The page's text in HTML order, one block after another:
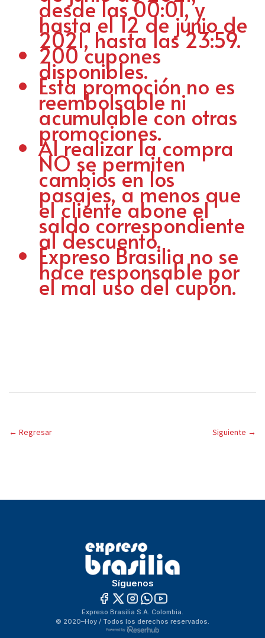
desde las 00:01, y
hasta el 12 de junio de
2021, hasta las 23:59.
200 cupones
disponibles.
Esta promoción no es
reembolsable ni
acumulable con otras
promociones.
Al realizar la compra
NO se permiten
cambios en los
pasajes, a menos que
el cliente abone el
saldo correspondiente
al descuento.
Expreso Brasilia no se
hace responsable por
el mal uso del cupón.
← Regresar Siguiente →
Síguenos
Expreso Brasilia S.A. Colombia.
© 2020–Hoy / Todos los derechos reservados.